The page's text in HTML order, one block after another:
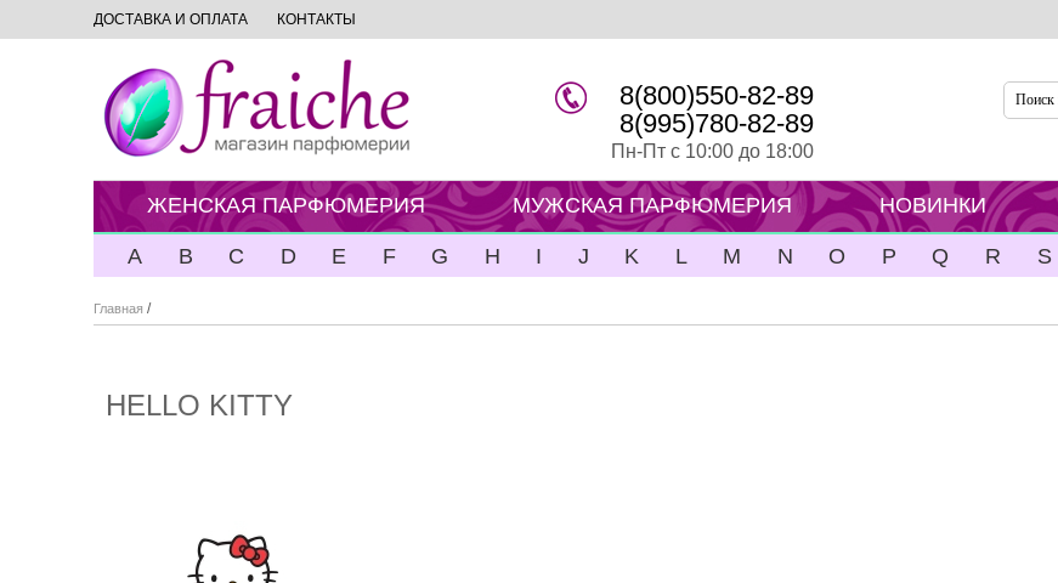
ДОСТАВКА И ОПЛАТА КОНТАКТЫ
8(800)550-82-89
8(995)780-82-89
Пн-Пт с 10:00 до 18:00
ЖЕНСКАЯ ПАРФЮМЕРИЯ МУЖСКАЯ ПАРФЮМЕРИЯ НОВИНКИ
A B C D E F G H I J K L M N O P Q R S
Главная /
HELLO KITTY